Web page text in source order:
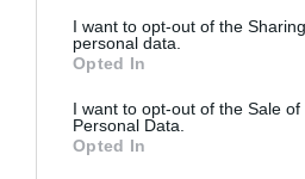
not limited to your visit or usage
grant or deny consent to Google
use your data for below specified
consent section.
I want to opt-out of the
personal data.
Opted In
I want to opt-out of the Sale of
Personal Data.
Opted In
Tapasztalatairól korábban az
YouTube-személyiség,